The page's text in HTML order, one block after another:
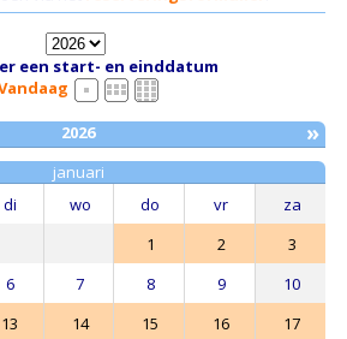
een start- en einddatum
2026 »
januari
di wo do vr
za
1
2
3
6 7 8 9
10
13 14 15 16
17